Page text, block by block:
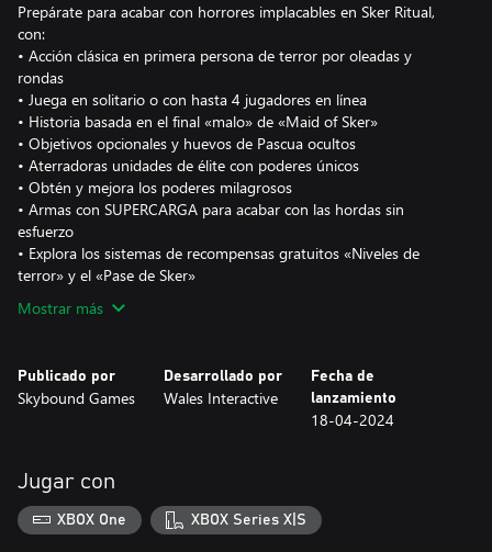
Prepárate para acabar con horrores implacables en Sker Ritual,
con:
• Acción clásica en primera persona de terror por oleadas y
rondas
• Juega en solitario o con hasta 4 jugadores en línea
• Historia basada en el final «malo» de «Maid of Sker»
• Objetivos opcionales y huevos de Pascua ocultos
• Aterradoras unidades de élite con poderes únicos
• Obtén y mejora los poderes milagrosos
• Armas con SUPERCARGA para acabar con las hordas sin
esfuerzo
• Explora los sistemas de recompensas gratuitos «Niveles de
terror» y el «Pase de Sker»
Mostrar más
Publicado por
Skybound Games
Desarrollado por
Wales Interactive
Fecha de
lanzamiento
18-04-2024
Jugar con
XBOX One XBOX Series X|S